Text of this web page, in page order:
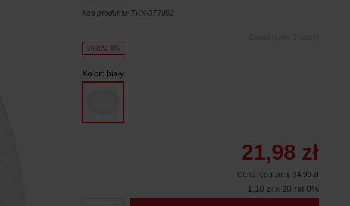
Kod produktu: THK-077892
20 RAT 0%
Kolor: biały
21,98 zł
Cena regularna: 34,99 zł
1,10 zł x 20 rat 0%